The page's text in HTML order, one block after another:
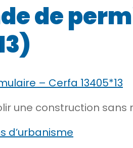
de
– Cerfa 13405*13
une construction sans
d’urbanisme